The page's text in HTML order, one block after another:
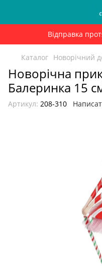
Відправка
Каталог Новорічний
Новорічна
Балеринка 15
Артикул: 208-310